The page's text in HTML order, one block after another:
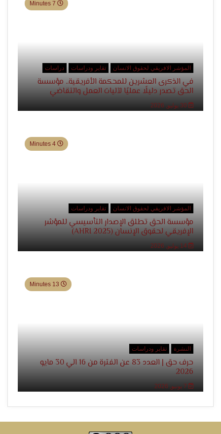
التعبير
وحقوق
المؤشر الافريقي لحقوق الانسان تقاير ودراسات دراسات
في الذكرى العشرين للمحكمة الأفريقية.. مؤسسة
الحق تصدر دليلًا عمليًا لآليات العمل والتقاضي
المؤشر الافريقي لحقوق الانسان تقاير ودراسات
مؤسسة الحق تطلق الإصدار التأسيسي للمؤشر
الإفريقي لحقوق الإنسان (AHRI 2025)
النشرة تقاير ودراسات
حرف حق | العدد 83 عن الفترة من 16 الي 30 مايو
2026